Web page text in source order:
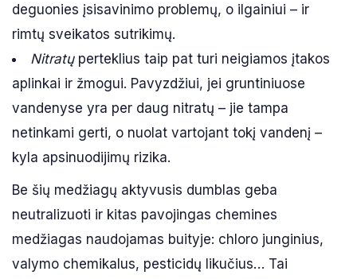
deguonies įsisavinimo problemų, o ilgainiui – ir
rimtų sveikatos sutrikimų.
Nitratųperteklius taip pat turi neigiamos įtakos
aplinkai ir žmogui. Pavyzdžiui, jei gruntiniuose
vandenyse yra per daug nitratų – jie tampa
netinkami gerti, o nuolat vartojant tokį vandenį –
kyla apsinuodijimų rizika.
Be šių medžiagų aktyvusis dumblas geba
neutralizuoti ir kitas pavojingas chemines
medžiagas naudojamas buityje: chloro junginius,
valymo chemikalus, pesticidų likučius… Tai